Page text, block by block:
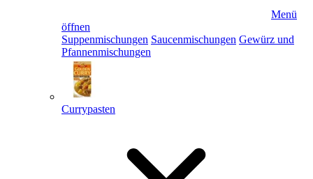
Menü
öffnen
Suppenmischungen Saucenmischungen Gewürz und
Pfannenmischungen
Currypasten